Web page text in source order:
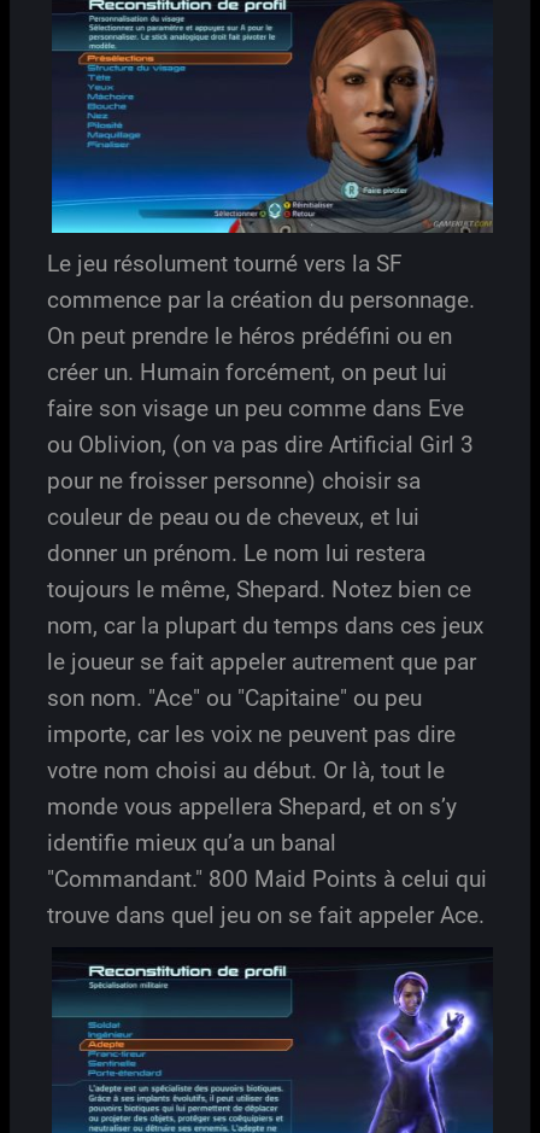
Le jeu résolument tourné vers la SF
commence par la création du personnage.
On peut prendre le héros prédéfini ou en
créer un. Humain forcément, on peut lui
faire son visage un peu comme dans Eve
ou Oblivion, (on va pas dire Artificial Girl 3
pour ne froisser personne) choisir sa
couleur de peau ou de cheveux, et lui
donner un prénom. Le nom lui restera
toujours le même, Shepard. Notez bien ce
nom, car la plupart du temps dans ces jeux
le joueur se fait appeler autrement que par
son nom. "Ace" ou "Capitaine" ou peu
importe, car les voix ne peuvent pas dire
votre nom choisi au début. Or là, tout le
monde vous appellera Shepard, et on s’y
identifie mieux qu’a un banal
"Commandant." 800 Maid Points à celui qui
trouve dans quel jeu on se fait appeler Ace.